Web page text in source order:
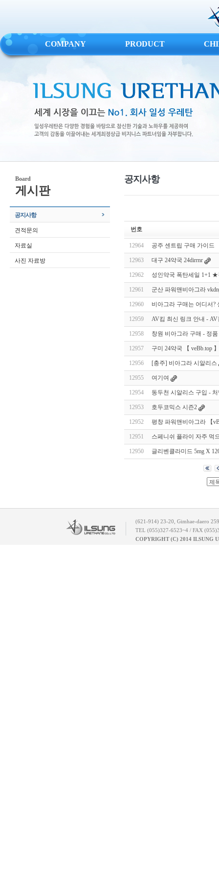
COMPANY PRODUCT
Board
게시판
공지사항
견적문의
자료실
사진 자료방
공지사항
번호
12964 공주 센트립 구매 가이드
12963 대구 24약국 24dirrnr
12962 성인약국 폭탄세일 1+1
12961 군산 파워맨비아그라
12960 비아그라 구매는 어디서
12959 AV킴 최신 링크 안내 -
12958 창원 비아그라 구매 - 정
12957 구미 24약국 【 veBb.top
12956 [충주] 비아그라 시알리스
12955 여기여
12954 동두천 시알리스 구입 -
12953 호두코믹스 시즌2
12952 평창 파워맨비아그라 【
12951 스페니쉬 플라이 자주 먹
12950 글리벤클라미드 5mg X
(621-914) 23-20, Gimhae-daero
TEL (055)327-6523~4 / FAX
COPYRIGHT (C) 2014 ILSUNG